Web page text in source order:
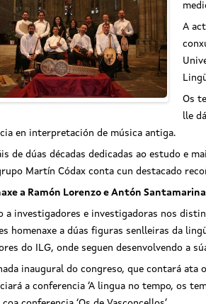
A
Os
lle
en interpretación de música antiga.
de dúas décadas dedicadas ao estudo e
Martín Códax conta cun destacado
a Ramón Lorenzo e Antón Santamarina
a investigadores e investigadoras nos
homenaxe a dúas figuras senlleiras da
do ILG, onde seguen desenvolvendo a
inaugural do congreso, que contará
a conferencia ‘A lingua no tempo, os